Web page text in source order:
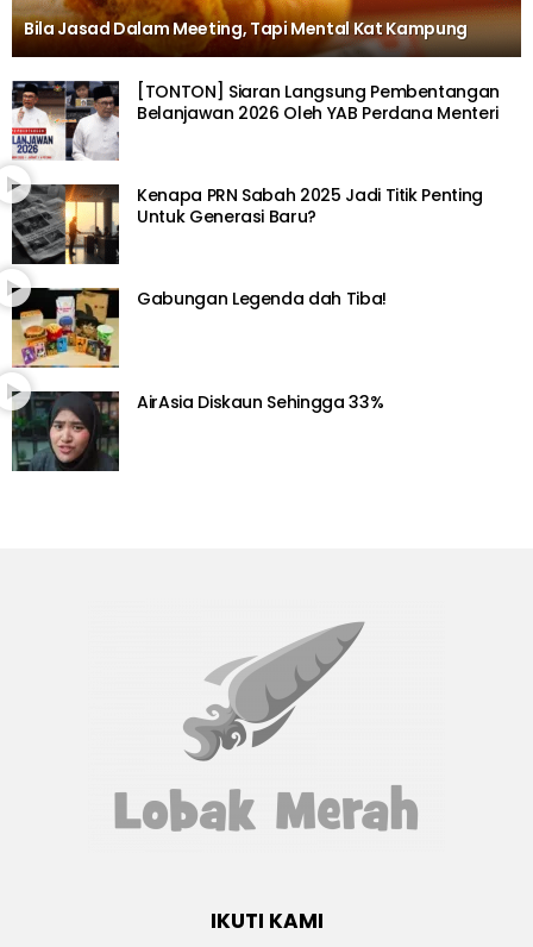
Bila Jasad Dalam Meeting, Tapi Mental Kat Kampung
[TONTON] Siaran Langsung Pembentangan
Belanjawan 2026 Oleh YAB Perdana Menteri
Kenapa PRN Sabah 2025 Jadi Titik Penting
Untuk Generasi Baru?
Gabungan Legenda dah Tiba!
AirAsia Diskaun Sehingga 33%
IKUTI KAMI